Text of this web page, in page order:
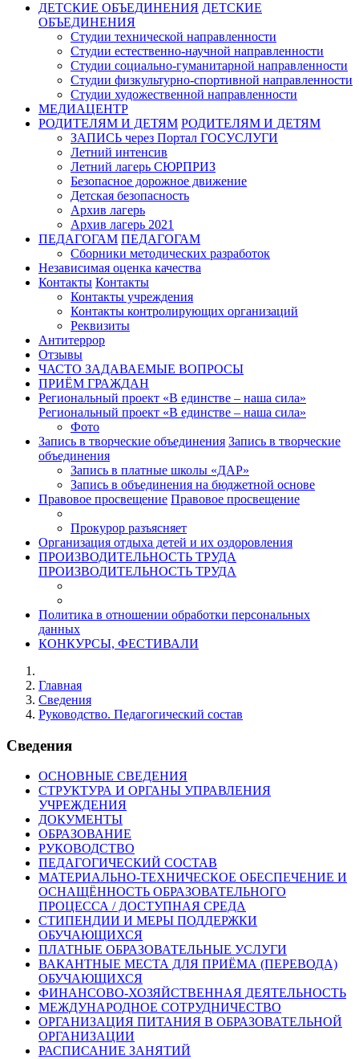
ДЕТСКИЕ ОБЪЕДИНЕНИЯ ДЕТСКИЕ
ОБЪЕДИНЕНИЯ
Студии технической направленности
Студии естественно-научной направленности
Студии социально-гуманитарной направленности
Студии физкультурно-спортивной направленности
Студии художественной направленности
МЕДИАЦЕНТР
РОДИТЕЛЯМ И ДЕТЯМ РОДИТЕЛЯМ И ДЕТЯМ
ЗАПИСЬ через Портал ГОСУСЛУГИ
Летний интенсив
Летний лагерь СЮРПРИЗ
Безопасное дорожное движение
Детская безопасность
Архив лагерь
Архив лагерь 2021
ПЕДАГОГАМ ПЕДАГОГАМ
Сборники методических разработок
Независимая оценка качества
Контакты Контакты
Контакты учреждения
Контакты контролирующих организаций
Реквизиты
Антитеррор
Отзывы
ЧАСТО ЗАДАВАЕМЫЕ ВОПРОСЫ
ПРИЁМ ГРАЖДАН
Региональный проект «В единстве – наша сила»
Региональный проект «В единстве – наша сила»
Фото
Запись в творческие объединения Запись в творческие
объединения
Запись в платные школы «ДАР»
Запись в объединения на бюджетной основе
Правовое просвещение Правовое просвещение
Прокурор разъясняет
Организация отдыха детей и их оздоровления
ПРОИЗВОДИТЕЛЬНОСТЬ ТРУДА
ПРОИЗВОДИТЕЛЬНОСТЬ ТРУДА
Политика в отношении обработки персональных
данных
КОНКУРСЫ, ФЕСТИВАЛИ
Главная
Сведения
Руководство. Педагогический состав
Сведения
ОСНОВНЫЕ СВЕДЕНИЯ
СТРУКТУРА И ОРГАНЫ УПРАВЛЕНИЯ
УЧРЕЖДЕНИЯ
ДОКУМЕНТЫ
ОБРАЗОВАНИЕ
РУКОВОДСТВО
ПЕДАГОГИЧЕСКИЙ СОСТАВ
МАТЕРИАЛЬНО-ТЕХНИЧЕСКОЕ ОБЕСПЕЧЕНИЕ И
ОСНАЩЁННОСТЬ ОБРАЗОВАТЕЛЬНОГО
ПРОЦЕССА / ДОСТУПНАЯ СРЕДА
СТИПЕНДИИ И МЕРЫ ПОДДЕРЖКИ
ОБУЧАЮЩИХСЯ
ПЛАТНЫЕ ОБРАЗОВАТЕЛЬНЫЕ УСЛУГИ
ВАКАНТНЫЕ МЕСТА ДЛЯ ПРИЁМА (ПЕРЕВОДА)
ОБУЧАЮЩИХСЯ
ФИНАНСОВО-ХОЗЯЙСТВЕННАЯ ДЕЯТЕЛЬНОСТЬ
МЕЖДУНАРОДНОЕ СОТРУДНИЧЕСТВО
ОРГАНИЗАЦИЯ ПИТАНИЯ В ОБРАЗОВАТЕЛЬНОЙ
ОРГАНИЗАЦИИ
РАСПИСАНИЕ ЗАНЯТИЙ